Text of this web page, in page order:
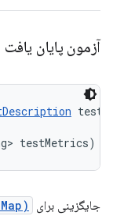
آزمون پایان یافت
testMetrics)
جایگزینی برای